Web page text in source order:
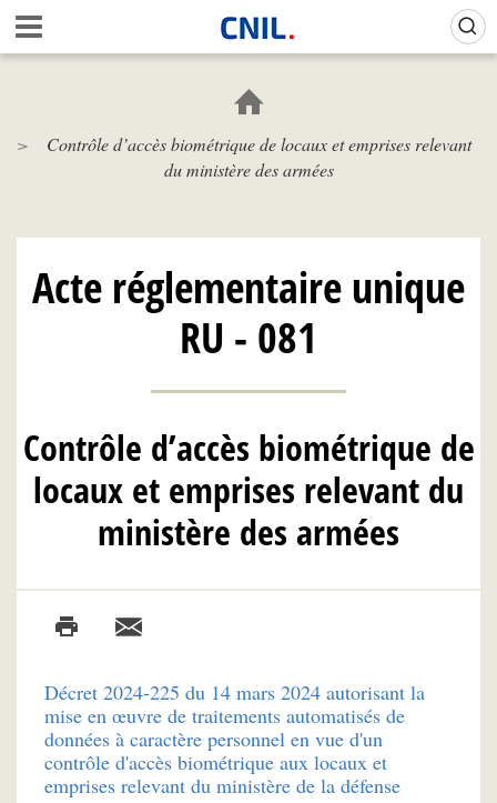
Aller
au
contenu
c
l
N
L
Contrôle d’accès biométrique de locaux et emprises relevant
du ministère des armées
Acte réglementaire unique
RU - 081
Contrôle d’accès biométrique de
locaux et emprises relevant du
ministère des armées
Décret 2024-225 du 14 mars 2024 autorisant la
mise en œuvre de traitements automatisés de
données à caractère personnel en vue d'un
contrôle d'accès biométrique aux locaux et
emprises relevant du ministère de la défense
Gestion de vos préférences sur les cookies (témoins de connexion)